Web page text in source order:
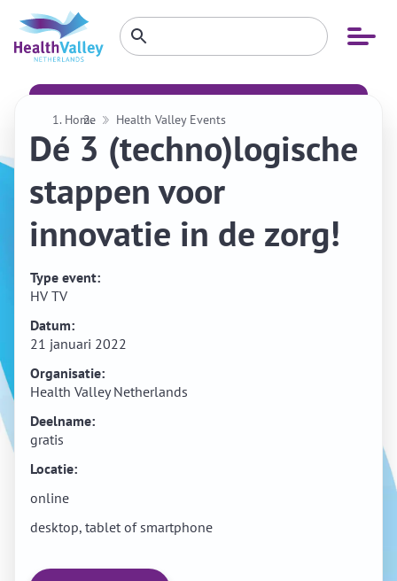
Open
menu
Zoeken
binnenZoeken
Home Health Valley Events
Dé 3 (techno)logische
stappen voor
innovatie in de zorg!
Type event:
HV TV
Datum:
21 januari 2022
Organisatie:
Health Valley Netherlands
Deelname:
gratis
Locatie:
online
desktop, tablet of smartphone